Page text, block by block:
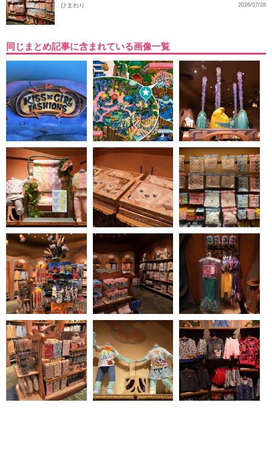
2026/07/28
ひまわり
同じまとめ記事に含まれている画像一覧